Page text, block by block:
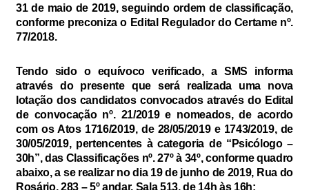
31 de maio de 2019, seguindo ordem de classificação,
conforme preconiza o Edital Regulador do Certame nº.
77/2018.
Tendo sido o equívoco verificado, a SMS informa
através do presente que será realizada uma nova
lotação dos candidatos convocados através do Edital
de convocação nº. 21/2019 e nomeados, de acordo
com os Atos 1716/2019, de 28/05/2019 e 1743/2019, de
30/05/2019, pertencentes à categoria de “Psicólogo –
30h”, das Classificações nº. 27º à 34º, conforme quadro
abaixo, a se realizar no dia 19 de junho de 2019, Rua do
Rosário, 283 – 5º andar, Sala 513, de 14h às 16h: